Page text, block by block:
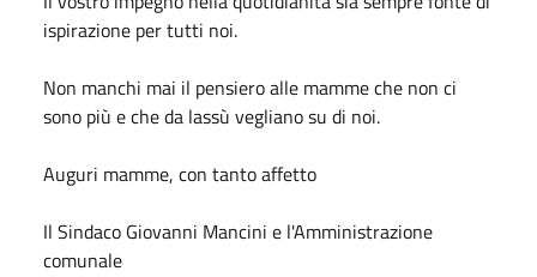
ispirazione per tutti noi.
Non manchi mai il pensiero alle mamme che non ci
sono più e che da lassù vegliano su di noi.
Auguri mamme, con tanto affetto
Il Sindaco Giovanni Mancini e l'Amministrazione
comunale